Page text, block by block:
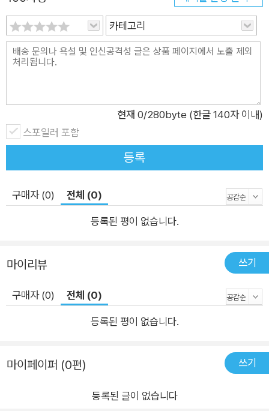
을 진행하는 하나의 도구로서 블록체인을 바라본다면 또 다른 숨겨진
가능성을 발견할지도 모른다.
이 책에서는 맥락이 빠진 상황에서 블록체인이라는 개념을 외치는 대
유와 함께 사업 관점에서 우수한 실행 능력을 강조하고 싶었다. ICO
를 성공리에 진행했음에도 불구하고 몇몇 회사들은 사업이 아니라 자
금 모집에 초점을 맞추는 바람에 실질적으로 사용자에게 도움이 되는
제품을 출시하지 못했다. 이런 교훈을 타산지석으로 삼기 위해 블록
체인에 대한 이해 부족, 사업 경험 부족, 사람들 사이의 불화와 갈등,
기술 외주로 인한 서비스 실패, 실행 역량 부족 등 프로젝트 실패를 이
끈 다양한 이유를 정리해서 기술 기업에 도움을 주는 내용으로 전개
할 수도 있었지만, 블록체인 기술로 성공할 수 있다는 가능성을 보여
내용으로 전개하는 편이 더욱 생산적이라는 결론을 내렸고, 그 결과
현재와 같은 책의 모습을 갖추게 되었다.
블록체인을 사업에 어떻게 적용할지 궁금한 경영진은 물론이고, 사업
기획과 마케팅을 맡은 실무진까지도 함께 읽을 수 있도록 복잡한 수
업과 (블록체인에서 가장 널리 알려진 ICO라는) 투자 관점에서 이해
하기 쉽게 기술하려 노력했다. 그렇다고 해서 블록체인 기술을 알고
짝 언급하고 지나가는 현장에서 중요한 몇 가지 블록체인 기술 포인
술적인 의사 결정에 필요한 노하우 - 토큰 이코노미가 중요한 이
유 - 백서를 작성할 때 간과하기 쉬운 주의사항 - 블록체인 프로
젝트를 위한 펀딩 방법과 구체적인 마케팅 기법 - 유틸리티 토큰
과 시큐리티 토큰의 이해와 적용 분야 - 한눈에 보는 블록체인 비
카테고리
현재 0/280byte (한글 140자 이내)
스포일러 포함
등록
구매자 (0) 전체 (0)
등록된 평이 없습니다.
마이리뷰 쓰기
구매자 (0) 전체 (0)
등록된 평이 없습니다.
마이페이퍼 (0편) 쓰기
등록된 글이 없습니다